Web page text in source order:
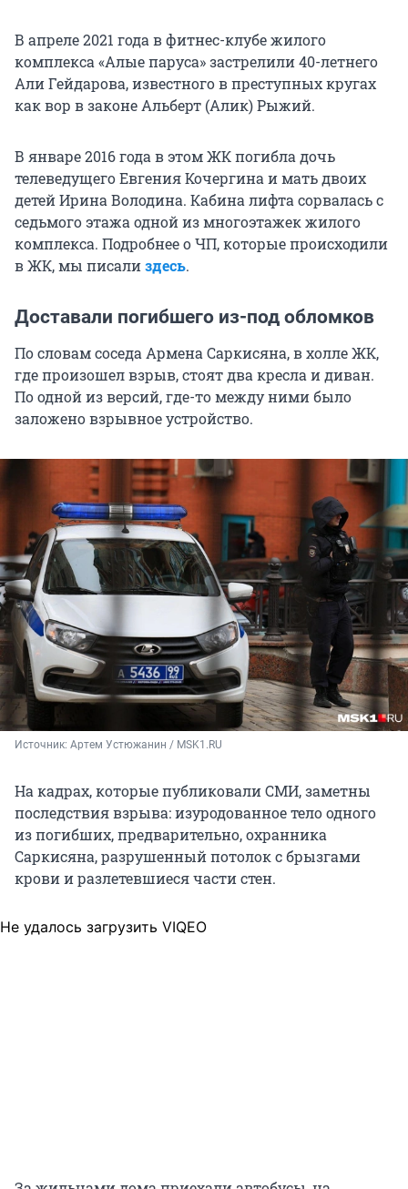
В апреле 2021 года в фитнес-клубе жилого
комплекса «Алые паруса» застрелили 40-летнего
Али Гейдарова, известного в преступных кругах
как вор в законе Альберт (Алик) Рыжий.
В январе 2016 года в этом ЖК погибла дочь
телеведущего Евгения Кочергина и мать двоих
детей Ирина Володина. Кабина лифта сорвалась с
седьмого этажа одной из многоэтажек жилого
комплекса. Подробнее о ЧП, которые происходили
в ЖК, мы писализдесь.
Доставали погибшего из-под обломков
По словам соседа Армена Саркисяна, в холле ЖК,
где произошел взрыв, стоят два кресла и диван.
По одной из версий, где-то между ними было
заложено взрывное устройство.
Источник: Артем Устюжанин / MSK1.RU
На кадрах, которые публиковали СМИ, заметны
последствия взрыва: изуродованное тело одного
из погибших, предварительно, охранника
Саркисяна, разрушенный потолок с брызгами
крови и разлетевшиеся части стен.
Не удалось загрузить VIQEO